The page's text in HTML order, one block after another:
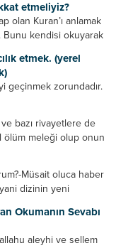
soruyor. O da
“Biz sana...
etmeliyiz?
olan Kuran’ı anlamak
Bunu kendisi okuyarak
Meal nedir? Arapça
etmek. (yerel
geçinmek zorundadır.
güç, fiziki güç)
şartlarda elinde
ve bazı rivayetlere de
ölüm meleği olup onun
binlerce insanın
Müsait oluca haber
dizinin yeni
VİRD Pazartesi
Star TV –...
Okumanın Sevabı
aleyhi ve sellem